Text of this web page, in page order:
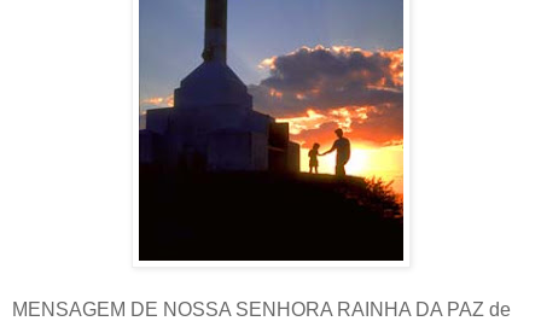
MENSAGEM DE NOSSA SENHORA RAINHA DA PAZ de